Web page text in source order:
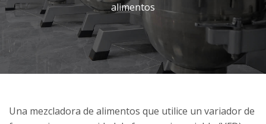
alimentos
Una mezcladora de alimentos que utilice un variador de